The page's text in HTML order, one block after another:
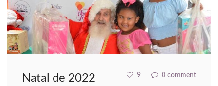
panel
panel
panel
Natal de 2022 9 0 comment